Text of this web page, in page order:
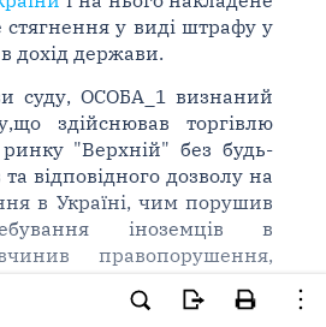
стягнення у виді штрафу у
дохід держави.
суду, ОСОБА_1 визнаний
здійснював торгівлю
"Верхній" без будь-
відповідного дозволу на
в Україні, чим порушив
іноземців в
правопорушення,